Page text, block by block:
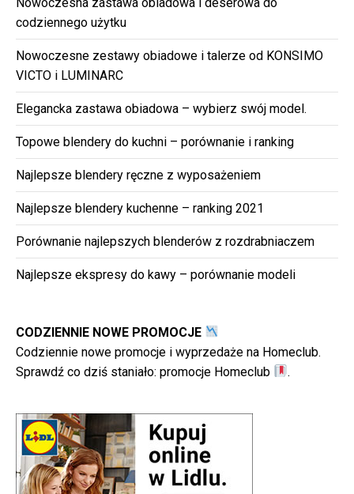
codziennego użytku
Nowoczesne zestawy obiadowe i talerze od KONSIMO
VICTO i LUMINARC
Elegancka zastawa obiadowa – wybierz swój model.
Topowe blendery do kuchni – porównanie i ranking
Najlepsze blendery ręczne z wyposażeniem
Najlepsze blendery kuchenne – ranking 2021
Porównanie najlepszych blenderów z rozdrabniaczem
Najlepsze ekspresy do kawy – porównanie modeli
CODZIENNIE NOWE PROMOCJE
Codziennie nowe promocje i wyprzedaże na Homeclub.
Sprawdź co dziś staniało: promocje Homeclub .